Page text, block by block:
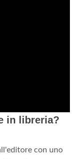
in libreria?
con uno